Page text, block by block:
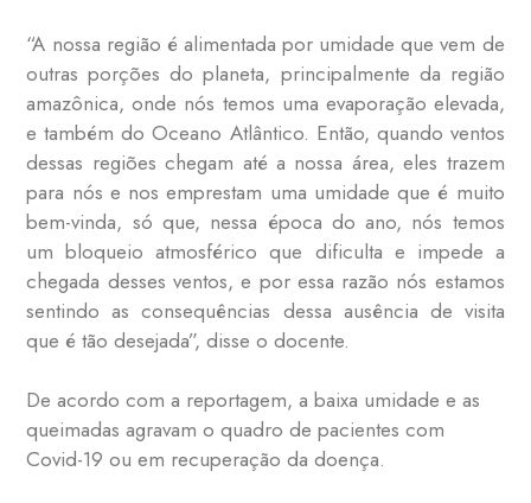
“A nossa região é alimentada por umidade que vem de
outras porções do planeta, principalmente da região
amazônica, onde nós temos uma evaporação elevada,
e também do Oceano Atlântico. Então, quando ventos
dessas regiões chegam até a nossa área, eles trazem
para nós e nos emprestam uma umidade que é muito
bem-vinda, só que, nessa época do ano, nós temos
um bloqueio atmosférico que dificulta e impede a
chegada desses ventos, e por essa razão nós estamos
sentindo as consequências dessa ausência de visita
que é tão desejada”, disse o docente.
De acordo com a reportagem, a baixa umidade e as
queimadas agravam o quadro de pacientes com
Covid-19 ou em recuperação da doença.